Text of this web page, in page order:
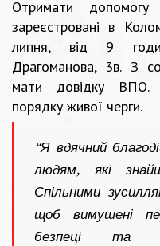
Отримати
зареєстровані в
липня, від 9
Драгоманова, 3в. З
мати довідку ВПО.
порядку живої черги.
“Я вдячний
людям, які
Спільними
щоб вимушені
безпеці та